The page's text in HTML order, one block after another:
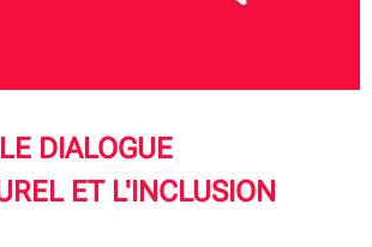
DIALOGUE
ET L'INCLUSION